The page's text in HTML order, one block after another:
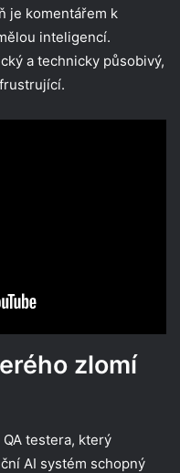
je komentářem k
inteligencí.
a technicky působivý,
zlomí
testera, který
AI systém schopný